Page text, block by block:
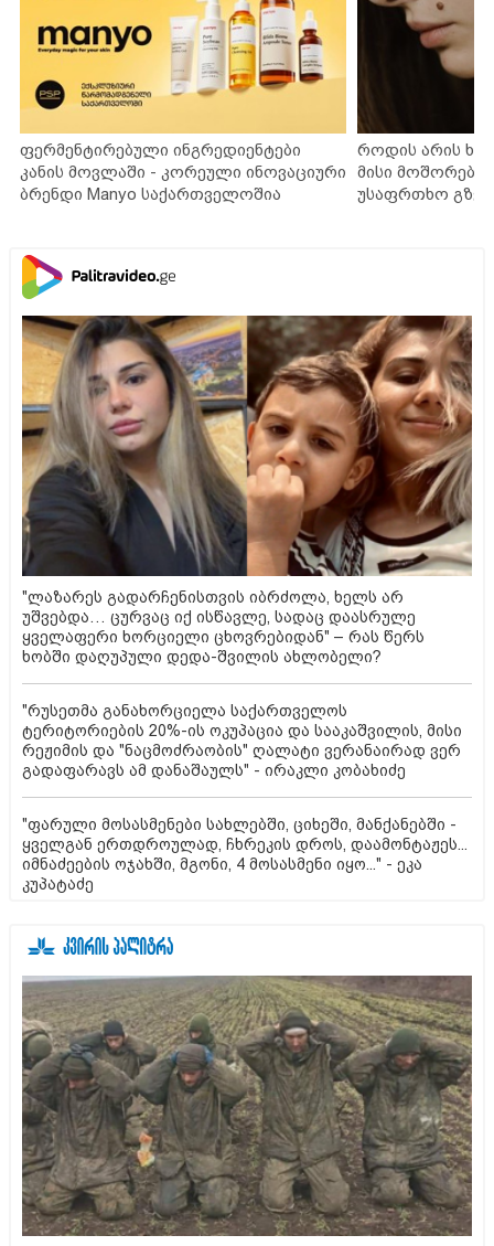
ფერმენტირებული ინგრედიენტები
კანის მოვლაში - კორეული ინოვაციური
ბრენდი Manyo საქართველოშია
როდის არის
მისი
უსაფრთხო
"ლაზარეს გადარჩენისთვის იბრძოლა, ხელს არ
უშვებდა… ცურვაც იქ ისწავლე, სადაც დაასრულე
ყველაფერი ხორციელი ცხოვრებიდან" – რას წერს
ხობში დაღუპული დედა-შვილის ახლობელი?
"რუსეთმა განახორციელა საქართველოს
ტერიტორიების 20%-ის ოკუპაცია და სააკაშვილის, მისი
რეჟიმის და "ნაცმოძრაობის" ღალატი ვერანაირად ვერ
გადაფარავს ამ დანაშაულს" - ირაკლი კობახიძე
"ფარული მოსასმენები სახლებში, ციხეში, მანქანებში -
ყველგან ერთდროულად, ჩხრეკის დროს, დაამონტაჟეს...
იმნაძეების ოჯახში, მგონი, 4 მოსასმენი იყო..." - ეკა
კუპატაძე